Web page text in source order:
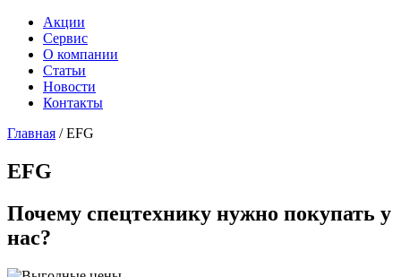
Акции
Сервис
О компании
Статьи
Новости
Контакты
Главная /EFG
EFG
Почему спецтехнику нужно покупать у
нас?